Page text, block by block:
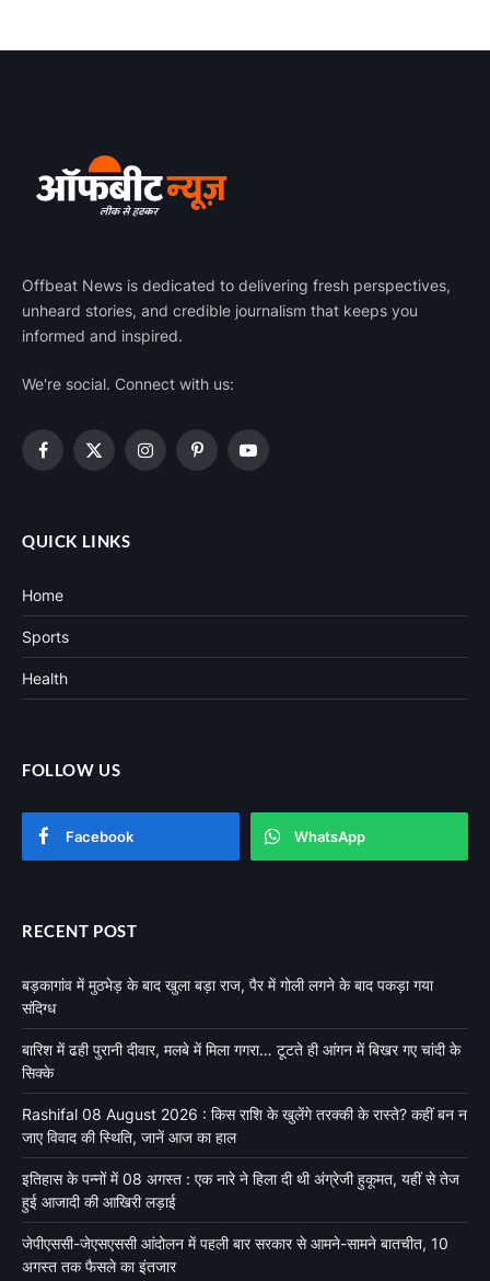
Offbeat News is dedicated to delivering fresh perspectives,
unheard stories, and credible journalism that keeps you
informed and inspired.
We're social. Connect with us:
Facebook
X
InstagramPinterestYouTube
QUICK LINKS
Home
Sports
Health
FOLLOW US
Facebook WhatsApp
RECENT POST
बड़कागांव में मुठभेड़ के बाद खुला बड़ा राज, पैर में गोली लगने के बाद पकड़ा गया
संदिग्ध
बारिश में ढही पुरानी दीवार, मलबे में मिला गगरा… टूटते ही आंगन में बिखर गए चांदी के
सिक्के
Rashifal 08 August 2026 : किस राशि के खुलेंगे तरक्की के रास्ते? कहीं बन न
जाए विवाद की स्थिति, जानें आज का हाल
इतिहास के पन्नों में 08 अगस्त : एक नारे ने हिला दी थी अंग्रेजी हुकूमत, यहीं से तेज
हुई आजादी की आखिरी लड़ाई
जेपीएससी-जेएसएससी आंदोलन में पहली बार सरकार से आमने-सामने बातचीत, 10
अगस्त तक फैसले का इंतजार